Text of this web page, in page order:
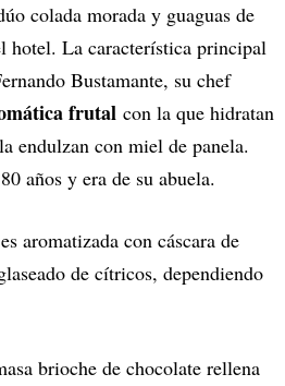
colada morada y guaguas de
hotel. La característica principal
Bustamante, su chef
frutal con la que hidratan
endulzan con miel de panela.
años y era de su abuela.
aromatizada con cáscara de
de cítricos, dependiendo
brioche de chocolate rellena